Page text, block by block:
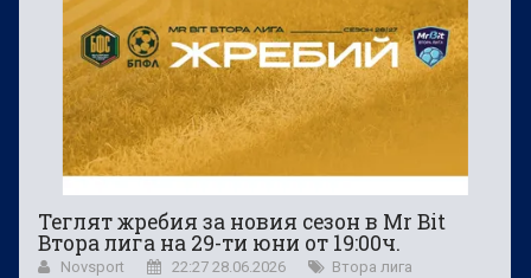
Теглят жребия за новия сезон в Mr Bit
Втора лига на 29-ти юни от 19:00ч.
Novsport 22:27 28.06.2026 Втора лига